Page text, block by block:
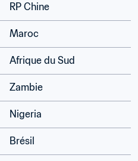
RP Chine
Maroc
Afrique du Sud
Zambie
Nigeria
Brésil